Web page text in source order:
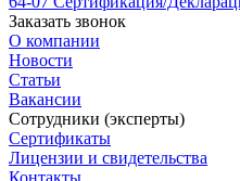
Заказать звонок
О компании
Новости
Статьи
Вакансии
Сотрудники (эксперты)
Сертификаты
Лицензии и свидетельства
Контакты